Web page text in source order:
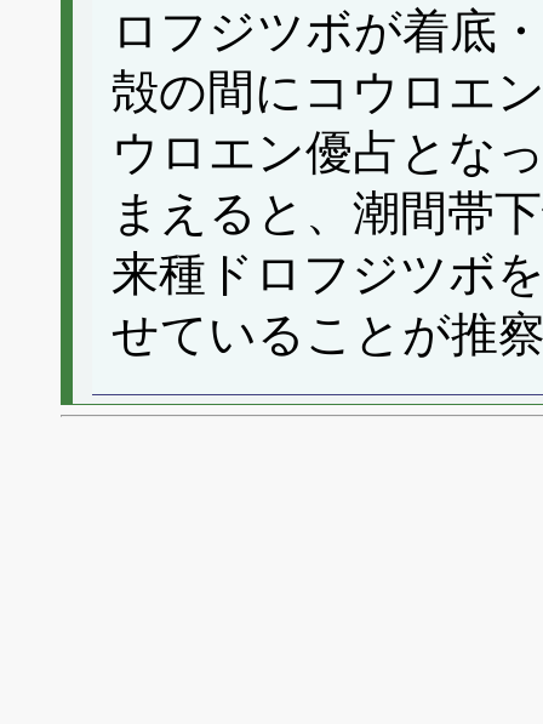
ロフジツボが着底
殻の間にコウロエ
ウロエン優占とな
まえると、潮間帯
来種ドロフジツボ
せていることが推